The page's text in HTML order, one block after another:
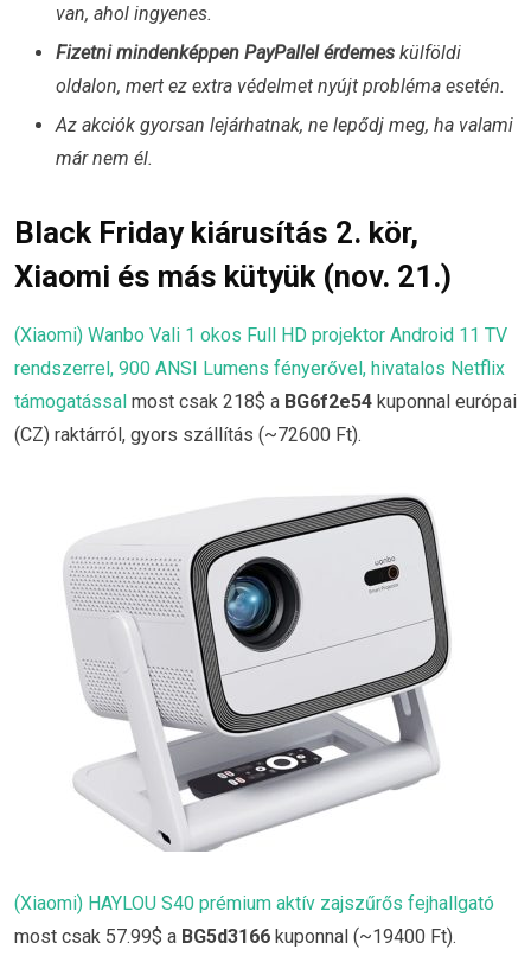
van, ahol ingyenes.
Fizetni mindenképpen PayPallel érdemes külföldi
oldalon, mert ez extra védelmet nyújt probléma esetén.
Az akciók gyorsan lejárhatnak, ne lepődj meg, ha valami
már nem él.
Black Friday kiárusítás 2. kör,
Xiaomi és más kütyük (nov. 21.)
(Xiaomi) Wanbo Vali 1 okos Full HD projektor Android 11 TV
rendszerrel, 900 ANSI Lumens fényerővel, hivatalos Netflix
támogatással most csak 218$ a BG6f2e54 kuponnal európai
(CZ) raktárról, gyors szállítás (~72600 Ft).
(Xiaomi) HAYLOU S40 prémium aktív zajszűrős fejhallgató
most csak 57.99$ a BG5d3166 kuponnal (~19400 Ft).